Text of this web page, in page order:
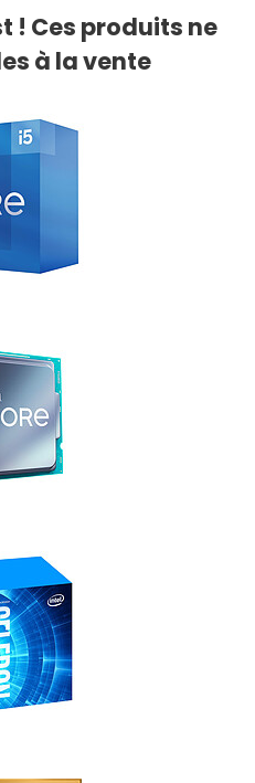
! Ces produits ne
à la vente